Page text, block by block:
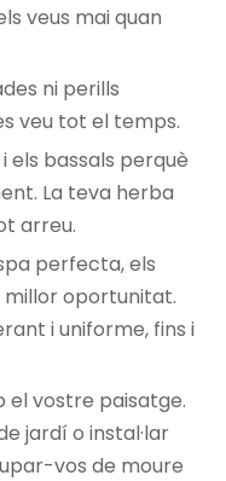
veus mai quan
ni perills
veu tot el temps.
els bassals perquè
La teva herba
arreu.
perfecta, els
oportunitat.
i uniforme, fins i
vostre paisatge.
jardí o instal·lar
vos de moure